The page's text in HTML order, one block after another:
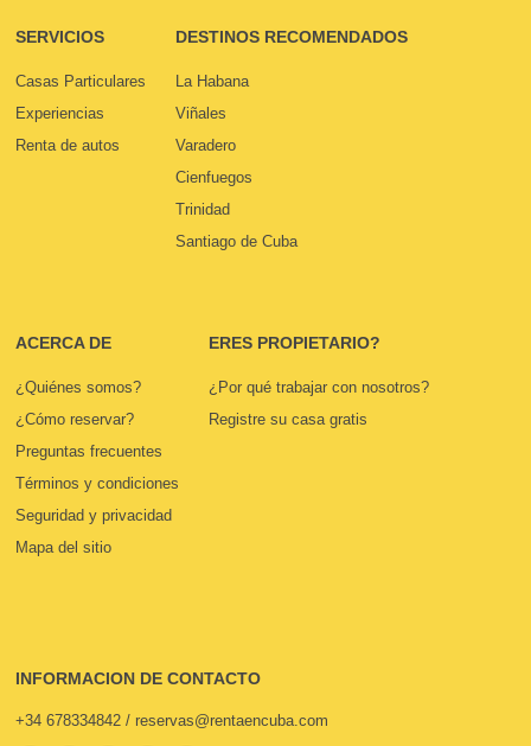
SERVICIOS
Casas Particulares
Experiencias
Renta de autos
DESTINOS RECOMENDADOS
La Habana
Viñales
Varadero
Cienfuegos
Trinidad
Santiago de Cuba
ACERCA DE
¿Quiénes somos?
¿Cómo reservar?
Preguntas frecuentes
Términos y condiciones
Seguridad y privacidad
Mapa del sitio
ERES PROPIETARIO?
¿Por qué trabajar con nosotros?
Registre su casa gratis
INFORMACION DE CONTACTO
+34 678334842 / reservas@rentaencuba.com